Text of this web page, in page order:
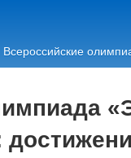
Всероссийские